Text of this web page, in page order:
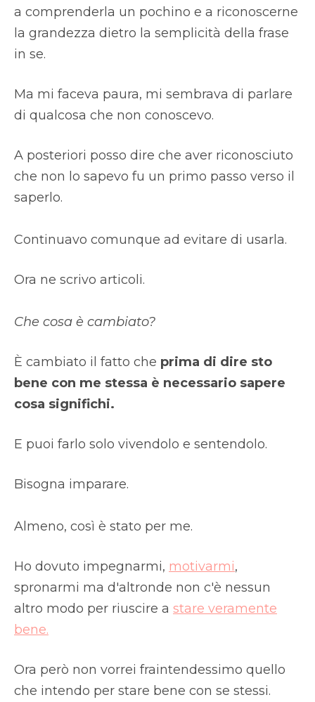
a comprenderla un pochino e a riconoscerne
la grandezza dietro la semplicità della frase
in se.
Ma mi faceva paura, mi sembrava di parlare
di qualcosa che non conoscevo.
A posteriori posso dire che aver riconosciuto
che non lo sapevo fu un primo passo verso il
saperlo.
Continuavo comunque ad evitare di usarla.
Ora ne scrivo articoli.
Che cosa è cambiato?
È cambiato il fatto che prima di dire sto
bene con me stessa è necessario sapere
cosa significhi.
E puoi farlo solo vivendolo e sentendolo.
Bisogna imparare.
Almeno, così è stato per me.
Ho dovuto impegnarmi, motivarmi,
spronarmi ma d'altronde non c'è nessun
altro modo per riuscire a stare veramente
bene.
Ora però non vorrei fraintendessimo quello
che intendo per stare bene con se stessi.